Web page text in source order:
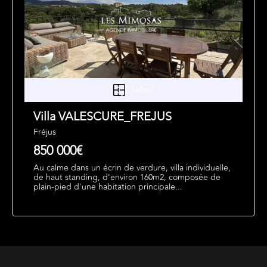
Villa VALESCURE_FREJUS
Fréjus
850 000€
Au calme dans un écrin de verdure, villa individuelle,
de haut standing, d'environ 160m2, composée de
plain-pied d'une habitation principale...